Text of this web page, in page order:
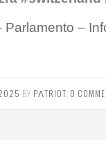
Parlamento –
BY PΛTRIOT 0